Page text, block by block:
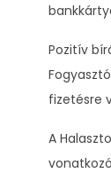
Pozitív
fizetésre
A